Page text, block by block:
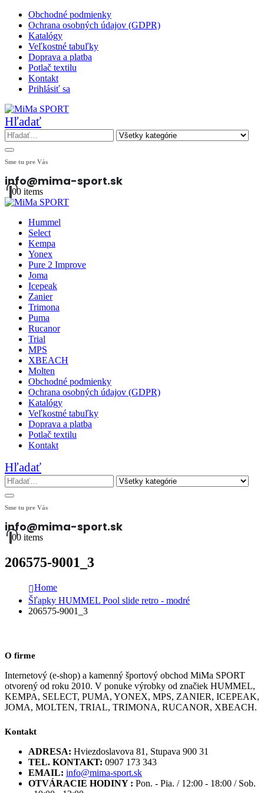
Obchodné podmienky
Ochrana osobných údajov (GDPR)
Katalógy
Veľkostné tabuľky
Doprava a platba
Potlač textilu
Kontakt
Prihlásiť sa
Hľadať
Sme tu pre Vás
info@mima-sport.sk
00 items
Hummel
Select
Kempa
Yonex
Pure 2 Improve
Joma
Icepeak
Zanier
Trimona
Puma
Rucanor
Trial
MPS
XBEACH
Molten
Obchodné podmienky
Ochrana osobných údajov (GDPR)
Katalógy
Veľkostné tabuľky
Doprava a platba
Potlač textilu
Kontakt
Hľadať
Sme tu pre Vás
info@mima-sport.sk
00 items
206575-9001_3
Home
Šľapky HUMMEL Pool slide retro - modré
206575-9001_3
O firme
Internetový (e-shop) a kamenný športový obchod MiMa SPORT
otvorený od roku 2010. V ponuke výrobky od značiek HUMMEL,
KEMPA, SELECT, PUMA, YONEX, MPS, ZANIER, ICEPEAK,
JOMA, MOLTEN, TRIAL, TRIMONA, RUCANOR, XBEACH.
Kontakt
ADRESA: Hviezdoslavova 81, Stupava 900 31
TEL. KONTAKT: 0907 173 343
EMAIL: info@mima-sport.sk
OTVÁRACIE HODINY : Pon. - Pia. / 12:00 - 18:00 / Sob.